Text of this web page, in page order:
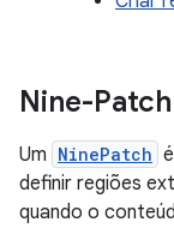
Nine-Patch
Um NinePatch
definir regiões
quando o